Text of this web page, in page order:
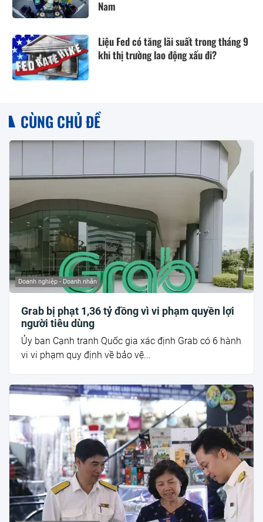
Nam
Liệu Fed có tăng lãi suất trong tháng 9
khi thị trường lao động xấu đi?
CÙNG CHỦ ĐỀ
Doanh nghiệp - Doanh nhân
Grab bị phạt 1,36 tỷ đồng vì vi phạm quyền lợi
người tiêu dùng
Ủy ban Cạnh tranh Quốc gia xác định Grab có 6 hành
vi vi phạm quy định về bảo vệ...